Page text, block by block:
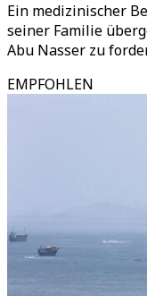
Ein medizinischer
seiner Familie
Abu Nasser zu
EMPFOHLEN